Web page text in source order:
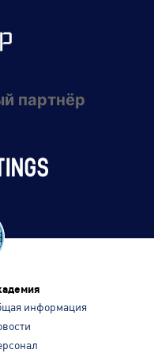
партнёр
информация